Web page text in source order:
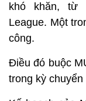
khó khăn, từ
League. Một
công.
Điều đó buộc
trong kỳ